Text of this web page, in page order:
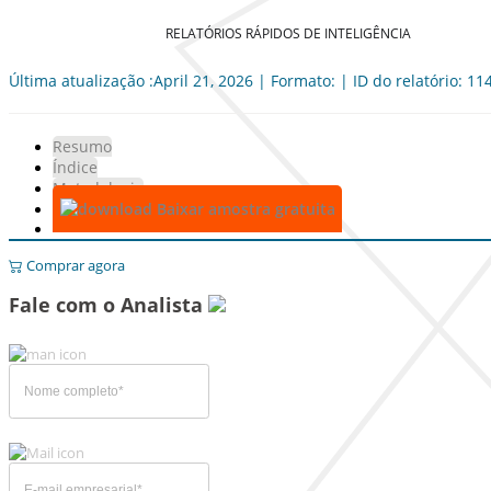
RELATÓRIOS RÁPIDOS DE INTELIGÊNCIA
Última atualização :April 21, 2026 | Formato: | ID do relatório:
Resumo
Índice
Metodologia
Baixar amostra gratuita
Comprar agora
Fale com o Analista